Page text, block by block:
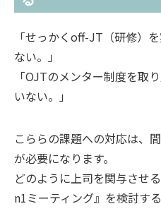
「せっかくoff-JT（研修）
ない。」
「OJTのメンター制度を取
いない。」
こららの課題への対応は、
が必要になります。
どのように上司を関与させ
n1ミーティング』を検討す